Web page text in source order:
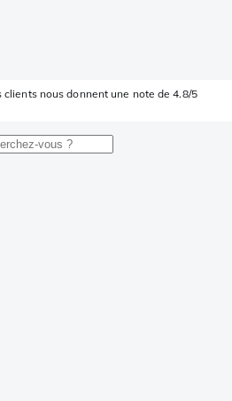
clients nous donnent une note de 4.8/5